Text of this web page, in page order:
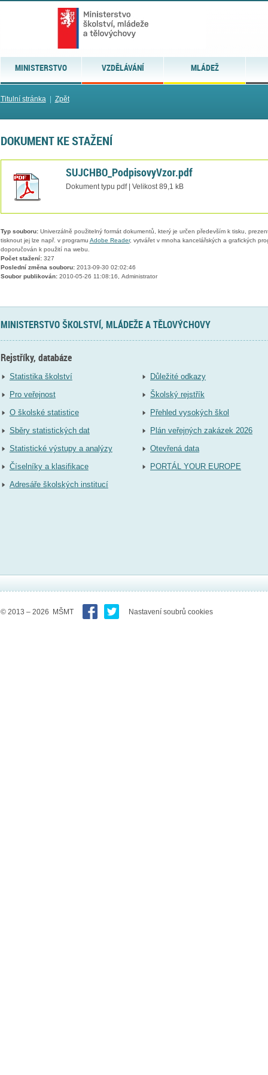
MINISTERSTVO VZDĚLÁVÁNÍ MLÁDEŽ
Titulní stránka| Zpět
DOKUMENT KE STAŽENÍ
SUJCHBO_PodpisovyVzor.pdf
Dokument typu pdf | Velikost 89,1 kB
Typ souboru:Univerzálně použitelný formát dokumentů, který je určen především k tisku,
tisknout jej lze např. v programu Adobe Reader, vytvářet v mnoha kancelářských a grafických
doporučován k použití na webu.
Počet stažení:327
Poslední změna souboru:2013-09-30 02:02:46
Soubor publikován:2010-05-26 11:08:16, Administrator
MINISTERSTVO ŠKOLSTVÍ, MLÁDEŽE A TĚLOVÝCHOVY
Rejstříky, databáze
Statistika školství
Pro veřejnost
O školské statistice
Sběry statistických dat
Statistické výstupy a analýzy
Číselníky a klasifikace
Adresáře školských institucí
Důležité odkazy
Školský rejstřík
Přehled vysokých škol
Plán veřejných zakázek 2026
Otevřená data
PORTÁL YOUR EUROPE
© 2013 – 2026 MŠMT Nastavení soubrů cookies